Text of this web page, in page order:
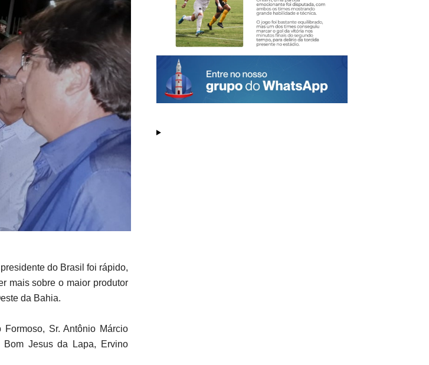
do Brasil foi rápido,
mais sobre o maior produtor
da Bahia.
Sr. Antônio Márcio
Jesus da Lapa, Ervino